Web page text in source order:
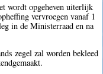
wordt opgeheven uiterlijk
vervroegen vanaf 1
in de Ministerraad en na
zegel zal worden bekleed